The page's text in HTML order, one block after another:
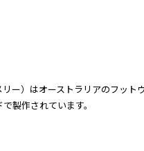
リー）はオーストラリアのフッ
製作されています。